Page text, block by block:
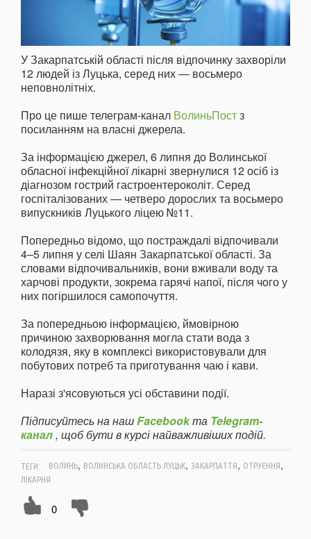
У Закарпатській області після відпочинку захворіли
12 людей із Луцька, серед них — восьмеро
неповнолітніх.
Про це пише телеграм-канал ВолиньПостз
посиланням на власні джерела.
За інформацією джерел, 6 липня до Волинської
обласної інфекційної лікарні звернулися 12 осіб із
діагнозом гострий гастроентероколіт. Серед
госпіталізованих — четверо дорослих та восьмеро
випускників Луцького ліцею №11.
Попередньо відомо, що постраждалі відпочивали
4–5 липня у селі Шаян Закарпатської області. За
словами відпочивальників, вони вживали воду та
харчові продукти, зокрема гарячі напої, після чого у
них погіршилося самопочуття.
За попередньою інформацією, ймовірною
причиною захворювання могла стати вода з
колодязя, яку в комплексі використовували для
побутових потреб та приготування чаю і кави.
Наразі з'ясовуються усі обставини події.
Підписуйтесь на нашFacebookта Telegram-
канал, щоб бути в курсі найважливіших подій.
ТЕГИ: ВОЛИНЬ, ВОЛИНСЬКА ОБЛАСТЬ ЛУЦЬК, ЗАКАРПАТТЯ, ОТРУЄННЯ,
ЛІКАРНЯ
0